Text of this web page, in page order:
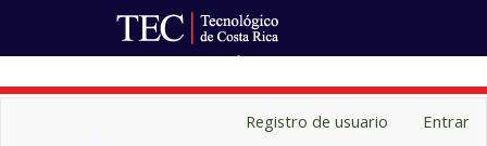
Registro de usuario Entrar